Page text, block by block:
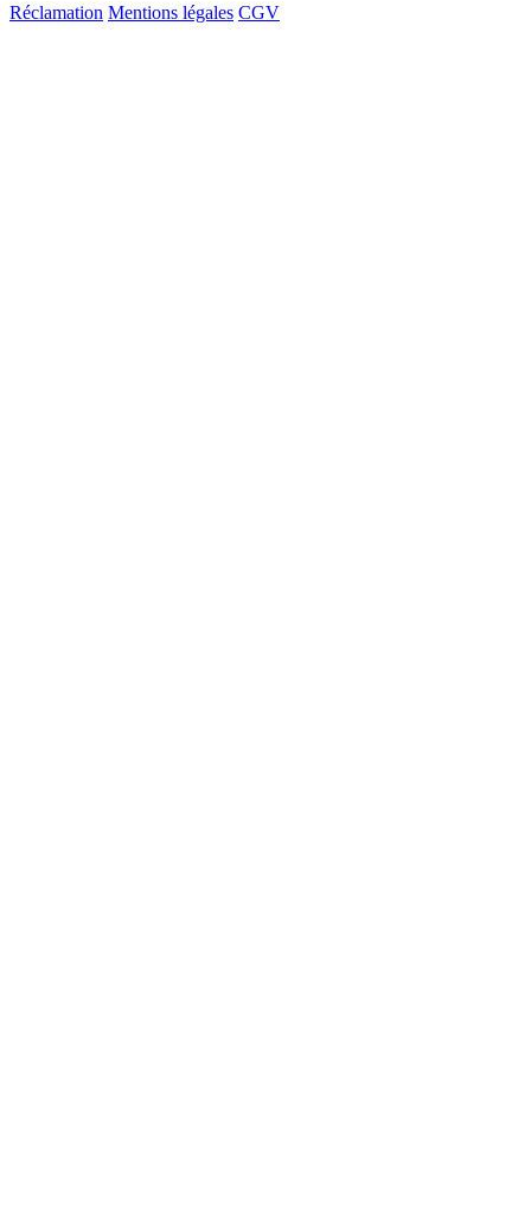
Réclamation Mentions légales CGV